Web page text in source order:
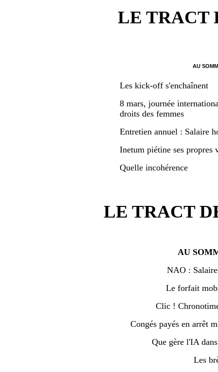
LE TRACT
AU
Les kick-off s'enchaînent
8 mars, journée
droits des femmes
Entretien annuel : Salaire
Inetum piétine ses propres
Quelle incohérence
LE TRACT
AU
NAO :
Le forfait
Clic !
Congés payés en arrêt
Que gère l'IA
Les